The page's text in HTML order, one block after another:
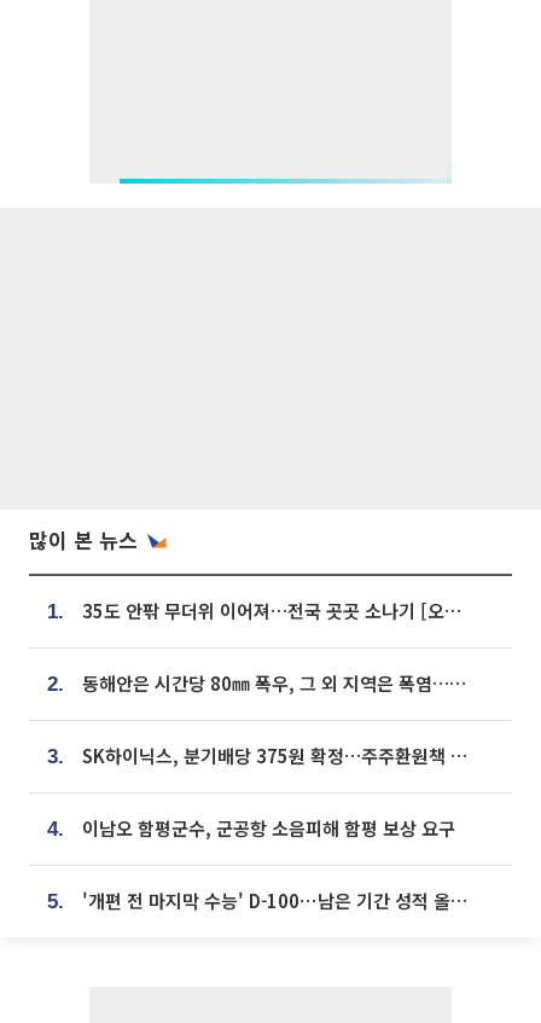
많이 본 뉴스
1. 35도 안팎 무더위 이어져…전국 곳곳 소나기 [오늘 날씨]
2. 동해안은 시간당 80㎜ 폭우, 그 외 지역은 폭염…‘극과 극 날씨’
3. SK하이닉스, 분기배당 375원 확정…주주환원책 9월로 앞당겨 발표
4. 이남오 함평군수, 군공항 소음피해 함평 보상 요구
5. '개편 전 마지막 수능' D-100⋯남은 기간 성적 올릴 전략은